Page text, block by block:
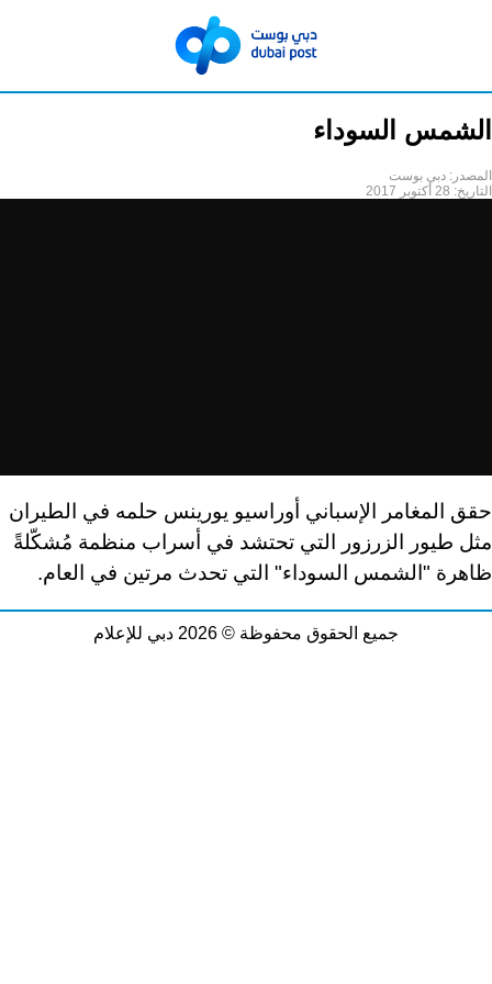
الشمس السوداء
المصدر: دبي بوست
التاريخ: 28 أكتوبر 2017
حقق المغامر الإسباني أوراسيو يورينس حلمه في الطيران
مثل طيور الزرزور التي تحتشد في أسراب منظمة مُشكّلةً
ظاهرة "الشمس السوداء" التي تحدث مرتين في العام.
جميع الحقوق محفوظة © 2026 دبي للإعلام